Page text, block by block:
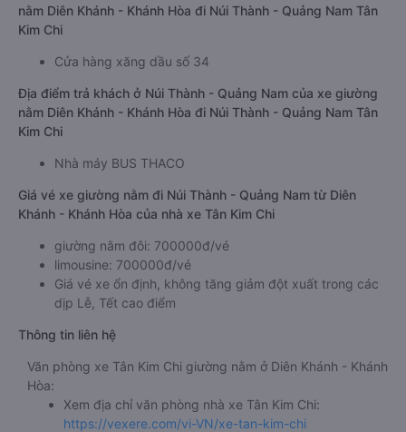
nằm Diên Khánh - Khánh Hòa đi Núi Thành - Quảng Nam Tân
Kim Chi
Cửa hàng xăng dầu số 34
Địa điểm trả khách ở Núi Thành - Quảng Nam của xe giường
nằm Diên Khánh - Khánh Hòa đi Núi Thành - Quảng Nam Tân
Kim Chi
Nhà máy BUS THACO
Giá vé xe giường nằm đi Núi Thành - Quảng Nam từ Diên
Khánh - Khánh Hòa của nhà xe Tân Kim Chi
giường nằm đôi: 700000đ/vé
limousine: 700000đ/vé
Giá vé xe ổn định, không tăng giảm đột xuất trong các
dịp Lễ, Tết cao điểm
Thông tin liên hệ
Văn phòng xe Tân Kim Chi giường nằm ở Diên Khánh - Khánh
Hòa:
Xem địa chỉ văn phòng nhà xe Tân Kim Chi:
https://vexere.com/vi-VN/xe-tan-kim-chi